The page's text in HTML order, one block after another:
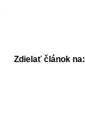
Zdielať článok na: